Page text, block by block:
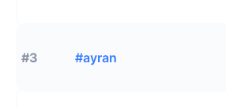
#3 #ayran